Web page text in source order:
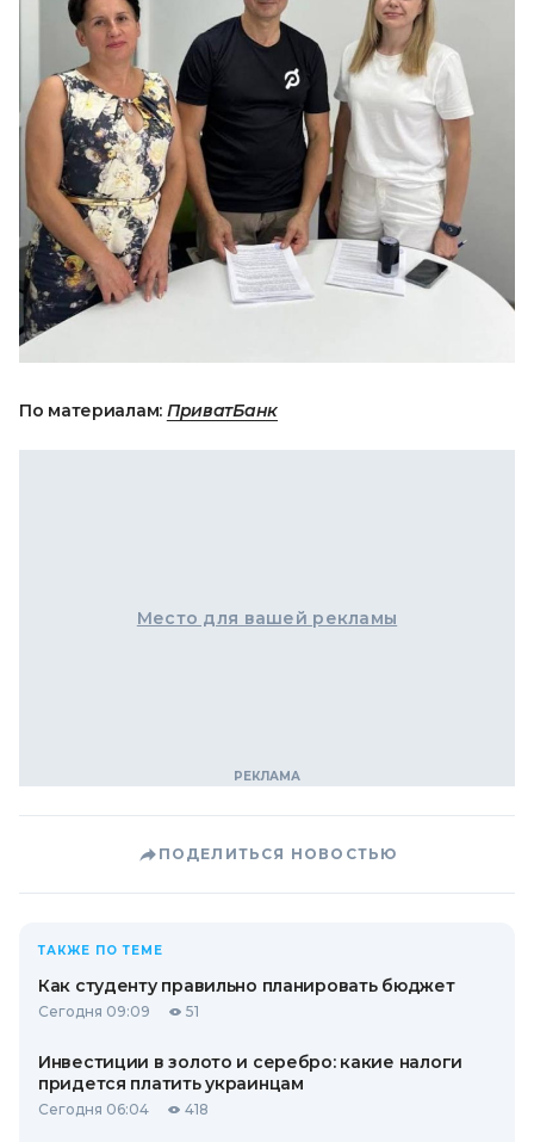
По материалам: ПриватБанк
Место для вашей рекламы
ПОДЕЛИТЬСЯ НОВОСТЬЮ
ТАКЖЕ ПО ТЕМЕ
Как студенту правильно планировать бюджет
Сегодня 09:09 51
Инвестиции в золото и серебро: какие налоги
придется платить украинцам
Сегодня 06:04 418